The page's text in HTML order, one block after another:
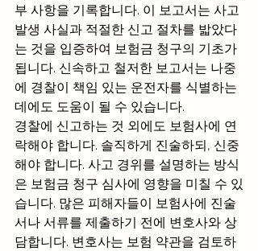
부 사항을 기록합니다. 이 보고서는 사고
발생 사실과 적절한 신고 절차를 밟았다
는 것을 입증하여 보험금 청구의 기초가
됩니다. 신속하고 철저한 보고서는 나중
에 경찰이 책임 있는 운전자를 식별하는
데에도 도움이 될 수 있습니다.
경찰에 신고하는 것 외에도 보험사에 연
락해야 합니다. 솔직하게 진술하되, 신중
해야 합니다. 사고 경위를 설명하는 방식
은 보험금 청구 심사에 영향을 미칠 수 있
습니다. 많은 피해자들이 보험사에 진술
서나 서류를 제출하기 전에 변호사와 상
담합니다. 변호사는 보험 약관을 검토하